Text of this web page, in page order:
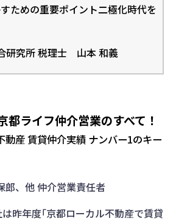
ための重要ポイント二極化時代を
研究所 税理士 山本 和義
都ライフ仲介営業のすべて！
動産 賃貸仲介実績 ナンバー1のキー
、他 仲介営業責任者
昨年度｢京都ローカル不動産で賃貸